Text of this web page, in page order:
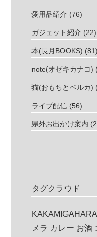
愛用品紹介 (76)
ガジェット紹介 (22)
本(長月BOOKS) (81)
note(オゼキカナコ)
猫(おもちとベルカ)
ライブ配信 (56)
県外お出かけ案内
タグクラウド
メラ カレー お酒